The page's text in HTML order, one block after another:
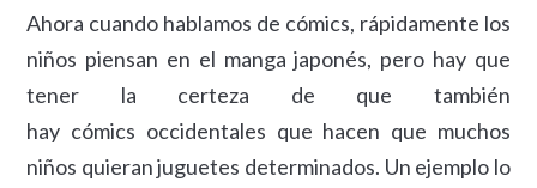
Ahora cuando hablamos de cómics, rápidamente los
niños piensan en el manga japonés, pero hay que
tener la certeza de que también
hay cómics occidentales que hacen que muchos
niños quieran juguetes determinados. Un ejemplo lo